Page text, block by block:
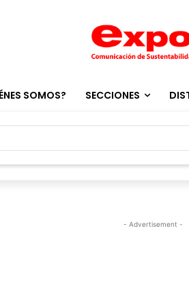
SOMOS? SECCIONES
- Advertisement -